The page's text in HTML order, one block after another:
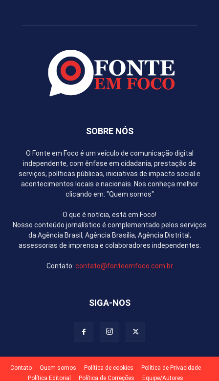
SOBRE NÓS
O Fonte em Foco é um veículo de comunicação digital
independente, com ênfase em cidadania, prestação de
serviços, políticas públicas, iniciativas de impacto social e
acontecimentos locais e nacionais. Nos conheça melhor
clicando em: "Quem somos"
O que é notícia, está em Foco!
Nosso conteúdo jornalístico é complementado pelos serviços
da Agência Brasil, Agência Brasília, Agência Distrital,
assessorias de imprensa e colaboradores independentes.
Contato: contato@fonteemfoco.com.br
SIGA-NOS
Contato Quem somos Política de cookies
Política de Privacidade
Política Editorial
Política de Correções Equipe/Autores